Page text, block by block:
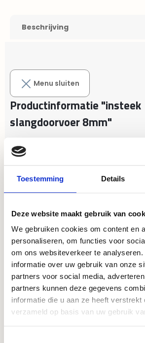
Toestemming Details
Deze website maakt gebruik van
We gebruiken cookies om content en
personaliseren, om functies voor
om ons websiteverkeer te analyseren.
informatie over uw gebruik van onze
partners voor social media,
partners kunnen deze gegevens
informatie die u aan ze heeft verstrekt
verzameld op basis van uw gebruik
Beschrijving
Menu sluiten
Productinformatie "insteek
slangdoorvoer 8mm"
Dit product komt voor in de
categorieën:
Festo slangverbinder